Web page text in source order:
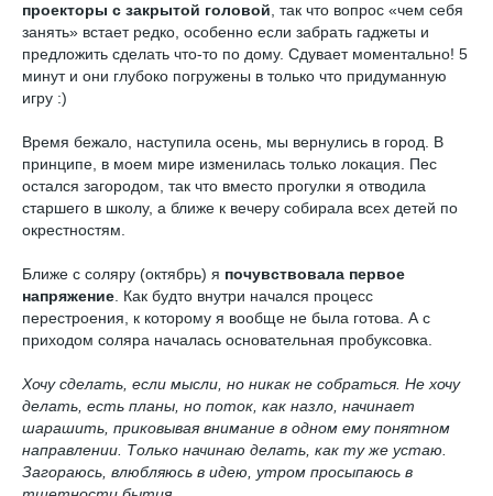
проекторы с закрытой головой , так что вопрос «чем себя
занять» встает редко, особенно если забрать гаджеты и
предложить сделать что-то по дому. Сдувает моментально! 5
минут и они глубоко погружены в только что придуманную
игру :)
Время бежало, наступила осень, мы вернулись в город. В
принципе, в моем мире изменилась только локация. Пес
остался загородом, так что вместо прогулки я отводила
старшего в школу, а ближе к вечеру собирала всех детей по
окрестностям.
Ближе с соляру (октябрь) я почувствовала первое
напряжение . Как будто внутри начался процесс
перестроения, к которому я вообще не была готова. А с
приходом соляра началась основательная пробуксовка.
Хочу сделать, если мысли, но никак не собраться. Не хочу
делать, есть планы, но поток, как назло, начинает
шарашить, приковывая внимание в одном ему понятном
направлении. Только начинаю делать, как ту же устаю.
Загораюсь, влюбляюсь в идею, утром просыпаюсь в